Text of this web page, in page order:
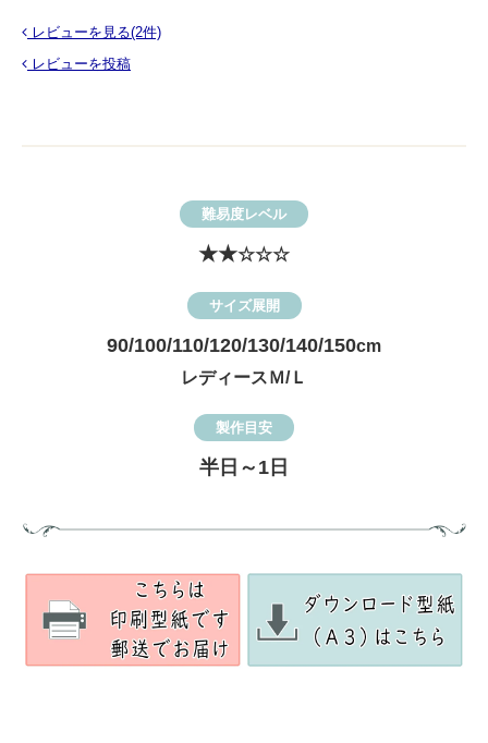
レビューを見る(2件)
レビューを投稿
難易度レベル
★★☆☆☆
サイズ展開
90/100/110/120/130/140/150cm
レディースＭ/Ｌ
製作目安
半日～1日